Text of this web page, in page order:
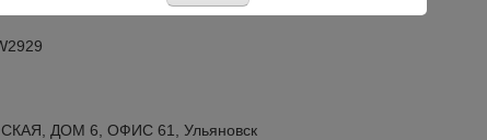
ДОМ 6, ОФИС 61, Ульяновск